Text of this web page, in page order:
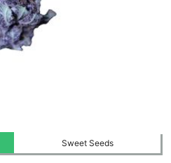
Sweet Seeds